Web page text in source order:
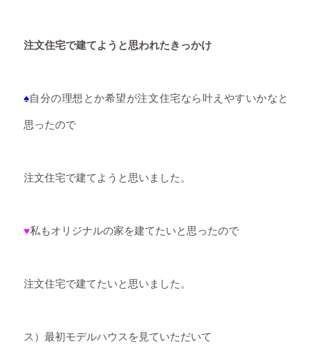
注文住宅で建てようと思われたきっかけ
♠自分の理想とか希望が注文住宅なら叶えやすいかなと
思ったので
注文住宅で建てようと思いました。
♥私もオリジナルの家を建てたいと思ったので
注文住宅で建てたいと思いました。
ス）最初モデルハウスを見ていただいて